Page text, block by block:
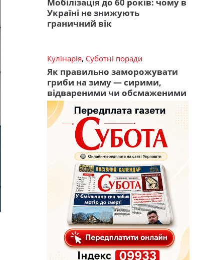
Мобілізація до 60 років: чому в
Україні не знижують
граничний вік
Кулінарія, Суботні поради
Як правильно заморожувати
гриби на зиму — сирими,
відвареними чи обсмаженими